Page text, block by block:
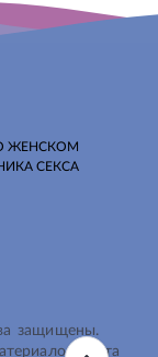
ЖЕНСКОМ
СЕКСА
защищены.
сайта